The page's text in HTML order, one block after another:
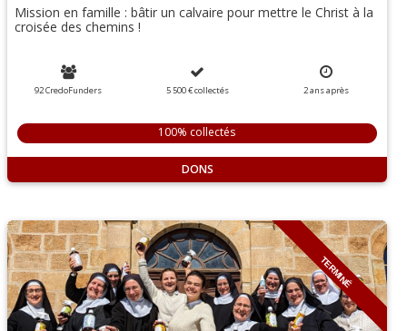
Mission en famille : bâtir un calvaire pour mettre le Christ à la
croisée des chemins !
92 CredoFunders 5 500 €collectés 2ansaprès
100% collectés
DONS
TERMINÉ